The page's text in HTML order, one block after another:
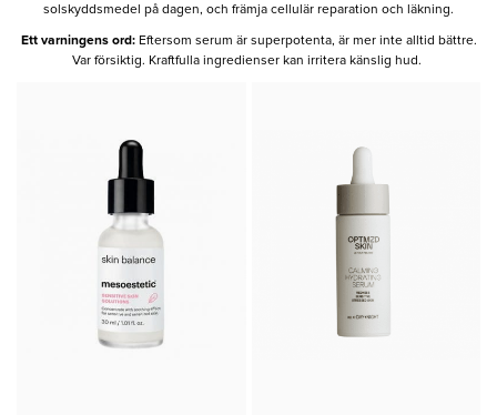
solskyddsmedel på dagen, och främja cellulär reparation och läkning.
Ett varningens ord:Eftersom serum är superpotenta, är mer inte alltid bättre.
Var försiktig. Kraftfulla ingredienser kan irritera känslig hud.